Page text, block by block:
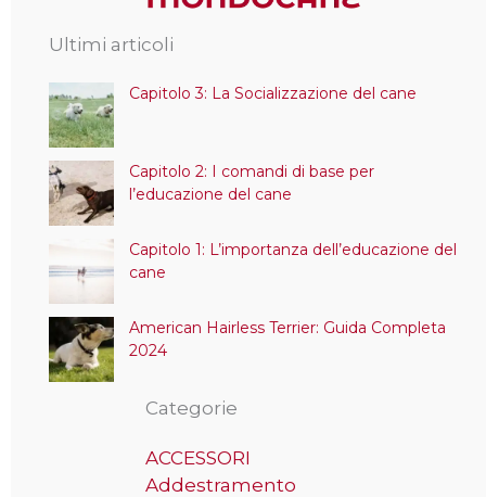
Ultimi articoli
Capitolo 3: La Socializzazione del cane
Capitolo 2: I comandi di base per
l’educazione del cane
Capitolo 1: L’importanza dell’educazione del
cane
American Hairless Terrier: Guida Completa
2024
Categorie
ACCESSORI
Addestramento